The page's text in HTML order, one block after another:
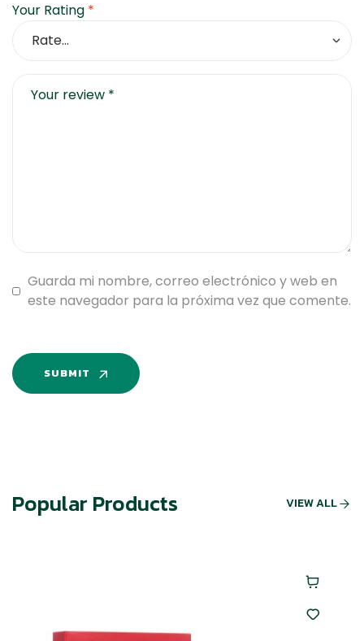
Your Rating *
Guarda mi nombre, correo electrónico y web en
este navegador para la próxima vez que comente.
SUBMIT
Popular Products VIEW ALL